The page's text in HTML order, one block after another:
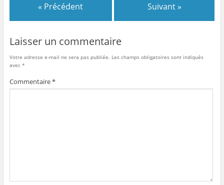
o
k
« Précédent Suivant »
Laisser un commentaire
Votre adresse e-mail ne sera pas publiée. Les champs obligatoires sont indiqués
avec *
Commentaire*